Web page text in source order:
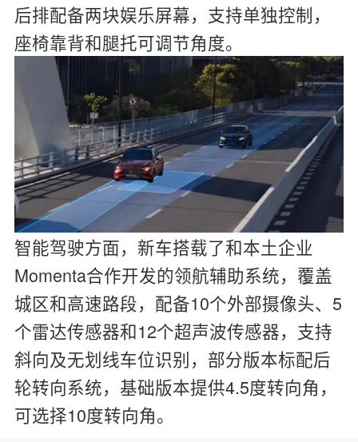
后排配备两块娱乐屏幕，支持单独控制，
座椅靠背和腿托可调节角度。
智能驾驶方面，新车搭载了和本土企业
Momenta合作开发的领航辅助系统，覆盖
城区和高速路段，配备10个外部摄像头、5
个雷达传感器和12个超声波传感器，支持
斜向及无划线车位识别，部分版本标配后
轮转向系统，基础版本提供4.5度转向角，
可选择10度转向角。